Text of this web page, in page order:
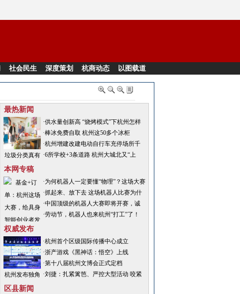
社会民生 深度策划 杭商动态 以图载道
最热新闻
垃圾分类真有
那么难？这对
老夫妻自觉垃
圾分类逾10年
·供水量创新高 “烧烤模式”下杭州怎样
保障今夏城市用水？
·棒冰免费自取 杭州这50多个冰柜
有“凉”更有爱
·杭州增建改建电动自行车充停场所千
余处 让充电安全又方便
·6所学校+3条道路 杭州大城北又“上
本网专稿
基金+订单：
杭州这场大
·为何机器人一定要懂“物理”？这场大赛
告诉你答案
·抓起来、放下去 这场机器人比赛为什
么聚焦“最基础”的技能？
·中国顶级的机器人大赛即将开赛，诚
邀全球媒体共同见证
·劳动节，机器人也来杭州“打工”了！
权威发布
杭州发布独角
兽和准独角兽
·杭州首个区级国际传播中心成立
·浙产游戏《黑神话：悟空》上线
·第十八届杭州文博会正式定档
·刘捷：扎紧篱笆、严控大型活动 咬紧
区县新闻